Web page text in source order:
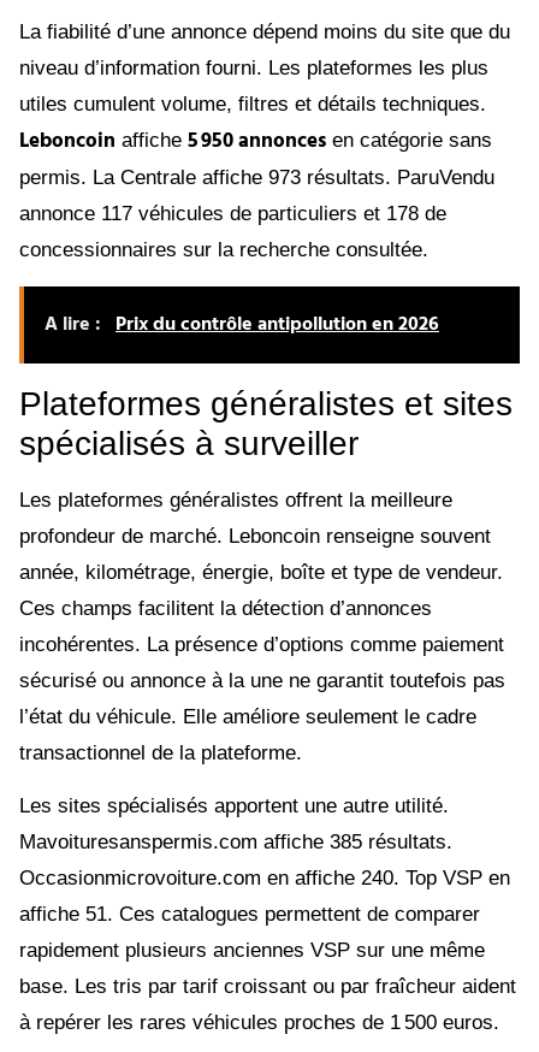
La fiabilité d’une annonce dépend moins du site que du
niveau d’information fourni. Les plateformes les plus
utiles cumulent volume, filtres et détails techniques.
Leboncoin affiche 5 950 annonces en catégorie sans
permis. La Centrale affiche 973 résultats. ParuVendu
annonce 117 véhicules de particuliers et 178 de
concessionnaires sur la recherche consultée.
A lire : Prix du contrôle antipollution en 2026
Plateformes généralistes et sites
spécialisés à surveiller
Les plateformes généralistes offrent la meilleure
profondeur de marché. Leboncoin renseigne souvent
année, kilométrage, énergie, boîte et type de vendeur.
Ces champs facilitent la détection d’annonces
incohérentes. La présence d’options comme paiement
sécurisé ou annonce à la une ne garantit toutefois pas
l’état du véhicule. Elle améliore seulement le cadre
transactionnel de la plateforme.
Les sites spécialisés apportent une autre utilité.
Mavoituresanspermis.com affiche 385 résultats.
Occasionmicrovoiture.com en affiche 240. Top VSP en
affiche 51. Ces catalogues permettent de comparer
rapidement plusieurs anciennes VSP sur une même
base. Les tris par tarif croissant ou par fraîcheur aident
à repérer les rares véhicules proches de 1 500 euros.